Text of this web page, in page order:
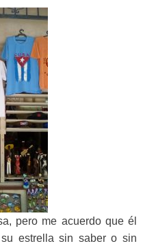
pero me acuerdo que él
estrella sin saber o sin